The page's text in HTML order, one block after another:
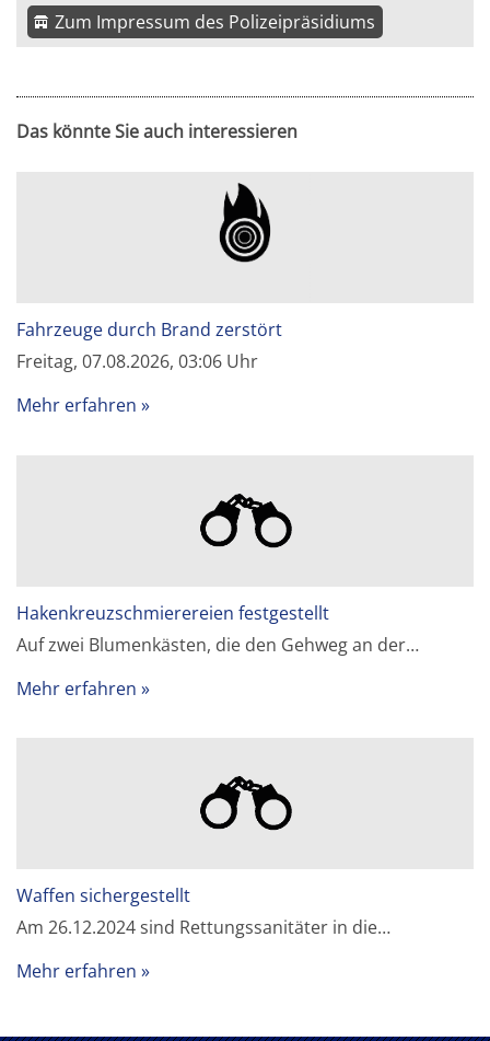
Zum Impressum des Polizeipräsidiums
Das könnte Sie auch interessieren
Fahrzeuge durch Brand zerstört
Freitag, 07.08.2026, 03:06 Uhr
Mehr erfahren
Hakenkreuzschmierereien festgestellt
Auf zwei Blumenkästen, die den Gehweg an der…
Mehr erfahren
Waffen sichergestellt
Am 26.12.2024 sind Rettungssanitäter in die…
Mehr erfahren